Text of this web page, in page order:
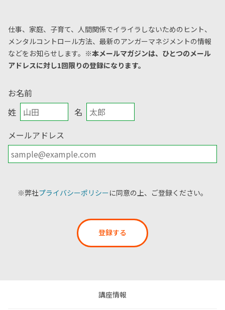
仕事、家庭、子育て、人間関係でイライラしないためのヒント、
メンタルコントロール方法、 最新のアンガーマネジメントの情報
などをお知らせします。 ※本メールマガジンは、ひとつのメール
アドレスに対し1回限りの登録になります。
お名前
姓
名
メールアドレス
※弊社プライバシーポリシーに同意の上、ご登録ください。
登録する
講座情報